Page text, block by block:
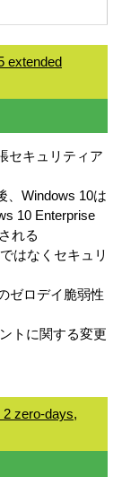
extended
セキュリティア
、Windows 10は
10 Enterprise
れる
はなくセキュリ
ゼロデイ脆弱性
トに関する変更
zero-days,